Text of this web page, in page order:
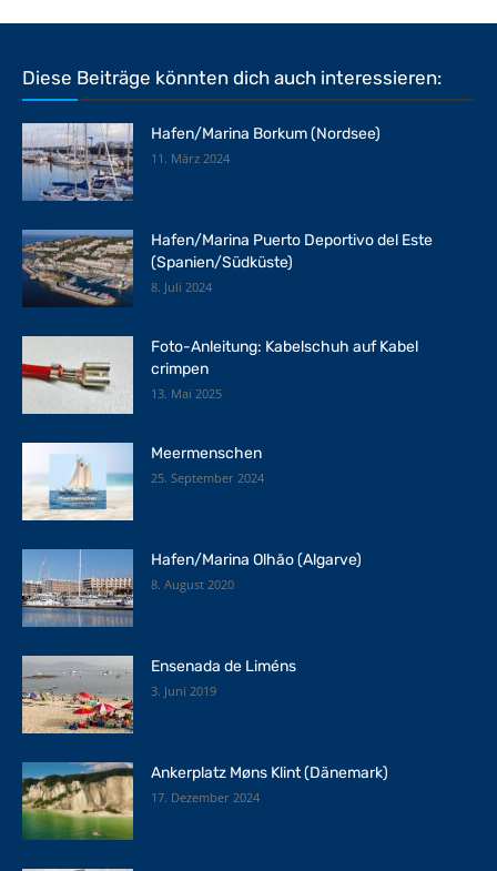
Diese Beiträge könnten dich auch interessieren:
Hafen/Marina Borkum (Nordsee)
11. März 2024
Hafen/Marina Puerto Deportivo del Este
(Spanien/Südküste)
8. Juli 2024
Foto-Anleitung: Kabelschuh auf Kabel
crimpen
13. Mai 2025
Meermenschen
25. September 2024
Hafen/Marina Olhão (Algarve)
8. August 2020
Ensenada de Liméns
3. Juni 2019
Ankerplatz Møns Klint (Dänemark)
17. Dezember 2024